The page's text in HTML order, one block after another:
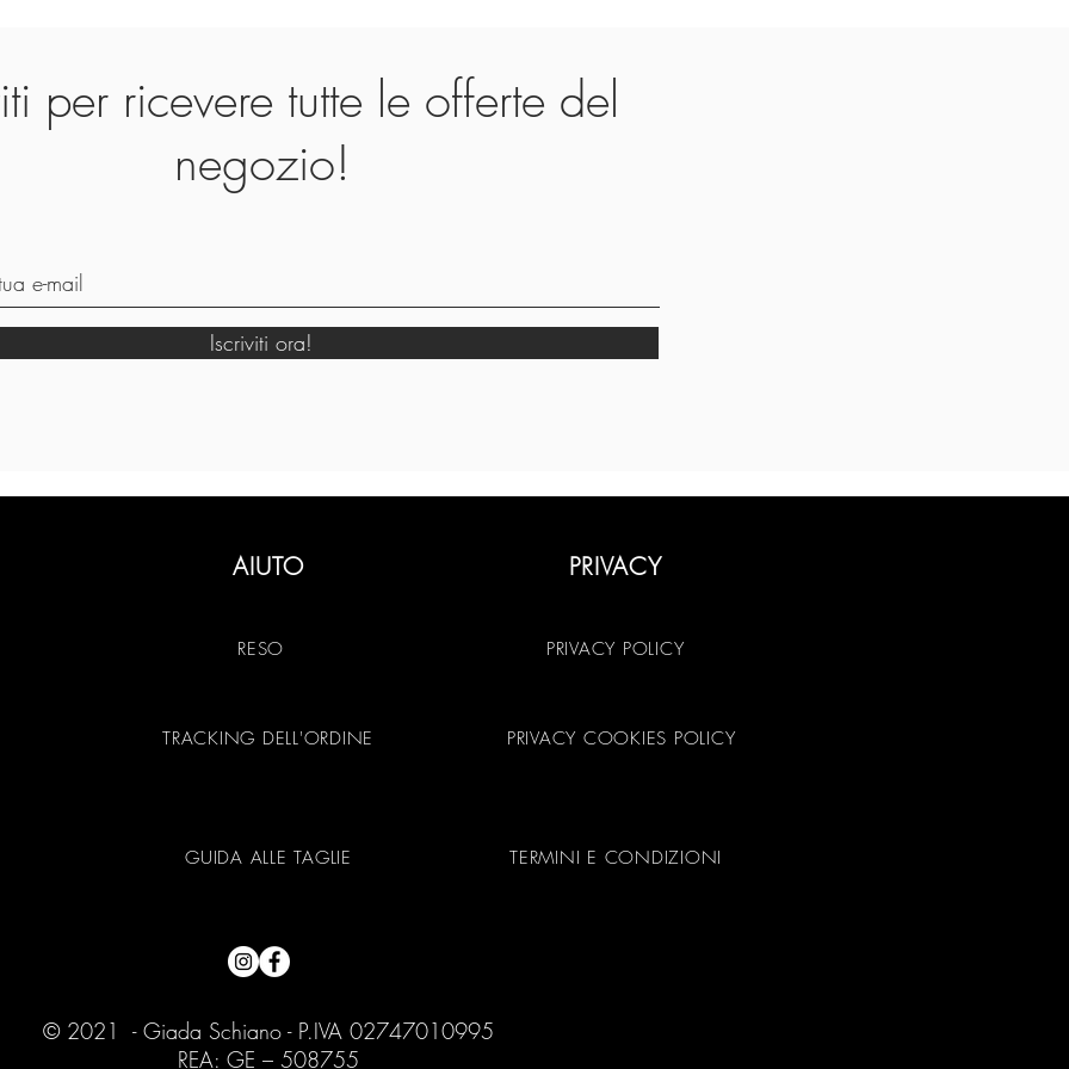
per ricevere tutte le offerte del
negozio!
Iscriviti ora!
AIUTO
RESO
TRACKING DELL'ORDINE
GUIDA ALLE TAGLIE
PRIVACY
PRIVACY POLICY
PRIVACY COOKIES POLICY
TERMINI E CONDIZIONI
© 2021 - Giada Schiano - P.IVA 02747010995
REA: GE – 508755